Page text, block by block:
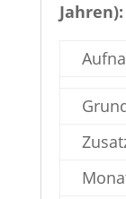
Jahren):